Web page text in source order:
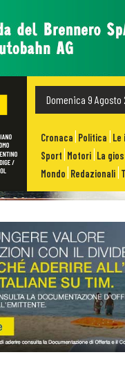
Domenica 9 Agosto
Cronaca Politica Le
Sport Motori La
Mondo Redazionali